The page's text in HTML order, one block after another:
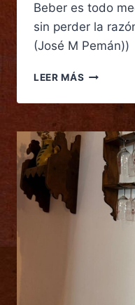
Beber es todo
sin perder la
(José M Pemán))
LEER MÁS